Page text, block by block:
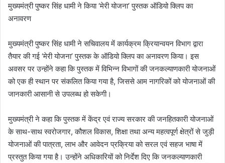
मुख्यमंत्री पुष्कर सिंह धामी ने किया ‘मेरी योजना’ पुस्तक ऑडियो क्लिप का
अनावरण
मुख्यमंत्री पुष्कर सिंह धामी ने सचिवालय में कार्यक्रम क्रियान्वयन विभाग द्वारा
तैयार की गई ‘मेरी योजना’ पुस्तक के ऑडियो क्लिप का अनावरण किया। इस
अवसर पर उन्होंने कहा कि पुस्तक में विभिन्न विभागों की जनकल्याणकारी योजनाओं
को एक ही स्थान पर संकलित किया गया है, जिससे आम नागरिकों को योजनाओं की
जानकारी आसानी से उपलब्ध हो सकेगी।
मुख्यमंत्री ने कहा कि पुस्तक में केंद्र एवं राज्य सरकार की जनहितकारी योजनाओं
के साथ-साथ स्वरोजगार, कौशल विकास, शिक्षा तथा अन्य महत्वपूर्ण क्षेत्रों से जुड़ी
योजनाओं की पात्रता, लाभ और आवेदन प्रक्रिया को सरल एवं सहज भाषा में
प्रस्तुत किया गया है। उन्होंने अधिकारियों को निर्देश दिए कि जनकल्याणकारी